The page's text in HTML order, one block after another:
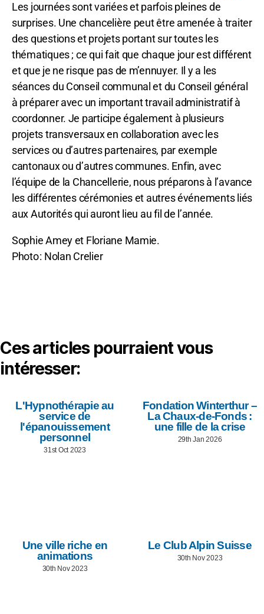
Les journées sont variées et parfois pleines de
surprises. Une chancelière peut être amenée à traiter
des questions et projets portant sur toutes les
thématiques ; ce qui fait que chaque jour est différent
et que je ne risque pas de m’ennuyer. Il y a les
séances du Conseil communal et du Conseil général
à préparer avec un important travail administratif à
coordonner. Je participe également à plusieurs
projets transversaux en collaboration avec les
services ou d’autres partenaires, par exemple
cantonaux ou d’autres communes. Enfin, avec
l’équipe de la Chancellerie, nous préparons à l’avance
les différentes cérémonies et autres événements liés
aux Autorités qui auront lieu au fil de l’année.
Sophie Amey et Floriane Mamie.
Photo : Nolan Crelier
Ces articles pourraient vous
intéresser:
L'Hypnothérapie au
service de
l'épanouissement
personnel
31st Oct 2023
Fondation Winterthur –
La Chaux-de-Fonds :
une fille de la crise
29th Jan 2026
Une ville riche en
animations
30th Nov 2023
Le Club Alpin Suisse
30th Nov 2023